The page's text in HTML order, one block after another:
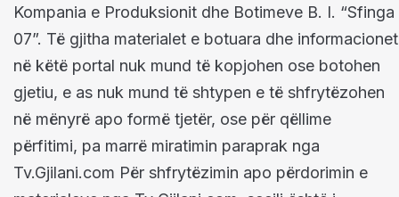
Kompania e Produksionit dhe Botimeve B. I. “Sfinga
07”. Të gjitha materialet e botuara dhe informacionet
në këtë portal nuk mund të kopjohen ose botohen
gjetiu, e as nuk mund të shtypen e të shfrytëzohen
në mënyrë apo formë tjetër, ose për qëllime
përfitimi, pa marrë miratimin paraprak nga
Tv.Gjilani.com Për shfrytëzimin apo përdorimin e